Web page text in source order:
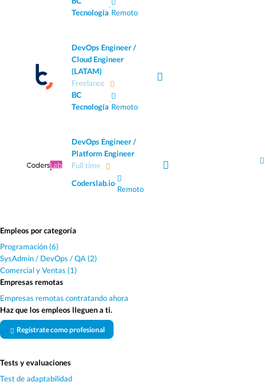
Tecnología
·
Remoto
DevOps Engineer /
Cloud Engineer
(LATAM)
Freelance
BC
Tecnología
·
Remoto
DevOps Engineer /
Platform Engineer
Full time
Coderslab.io·
Remoto
Empleos por categoría
Programación (6)
SysAdmin / DevOps / QA (2)
Comercial y Ventas (1)
Empresas remotas
Empresas remotas contratando ahora
Haz que los empleos lleguen a ti.
Regístrate como profesional
Tests y evaluaciones
Test de adaptabilidad